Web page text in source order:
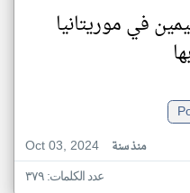
في موريتانيا
Oct 03, 2024
منذ سنة
عدد الكلمات: ٣٧٩